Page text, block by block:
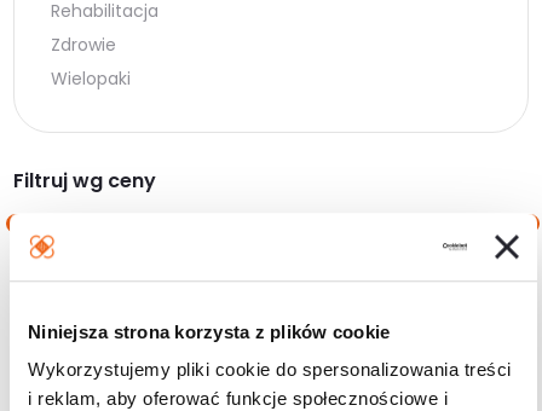
Niniejsza strona korzysta z plików cookie
Wykorzystujemy pliki cookie do spersonalizowania treści
i reklam, aby oferować funkcje społecznościowe i
Rehabilitacja
Zdrowie
Wielopaki
Filtruj wg ceny
min.
maks.
Filtruj